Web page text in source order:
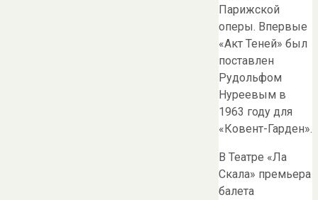
Парижской
оперы. Впервые
«Акт Теней» был
поставлен
Рудольфом
Нуреевым в
1963 году для
«Ковент-Гарден».
В Театре «Ла
Скала» премьера
балета